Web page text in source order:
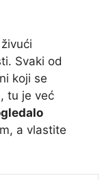
Svaki od
koji se
tu je već
a vlastite